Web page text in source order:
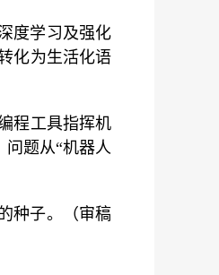
度学习及强化
化为生活化语
程工具指挥机
问题从“机器人
种子。（审稿